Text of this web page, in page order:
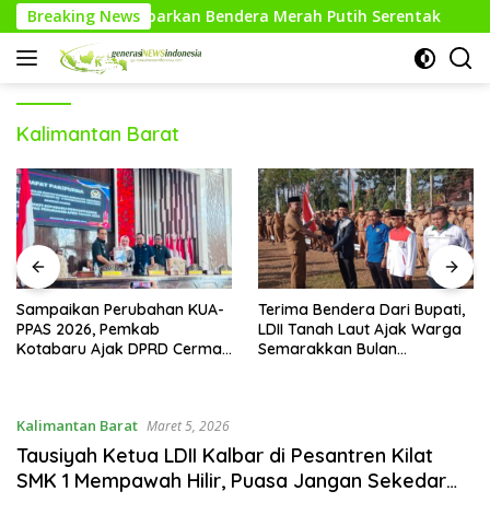
Langsung
ke
konten
Breaking News
Kibarkan Bendera Merah Putih Serentak Pesilat
Kalimantan Barat
Sampaikan Perubahan KUA-
PPAS 2026, Pemkab
Kotabaru Ajak DPRD Cermati
Terima Bendera Dari Bupati,
LDII Tanah Laut Ajak Warga
Semarakkan Bulan
Kalimantan Barat Maret 5, 2026
Tausiyah Ketua LDII Kalbar di Pesantren Kilat
SMK 1 Mempawah Hilir, Puasa Jangan Sekedar